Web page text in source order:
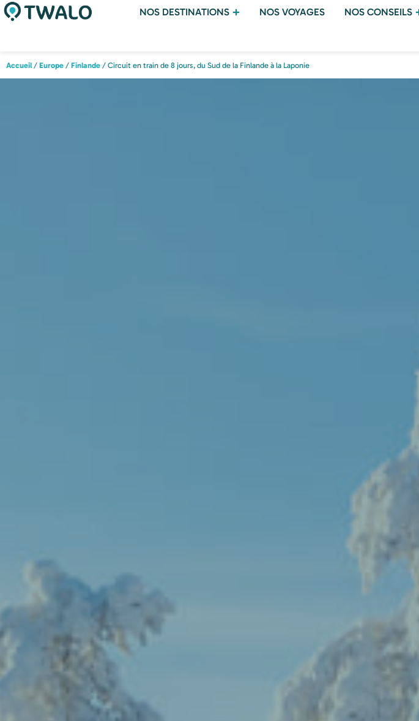
NOS DESTINATIONS NOS VOYAGES NOS CONSEILS
Accueil/ Europe / Finlande / Circuit en train de 8 jours, du Sud de la Finlande à la Laponie